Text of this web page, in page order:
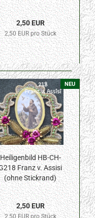
40x55mm
2,50 EUR
2,50 EUR pro Stück
NEU
Heiligenbild HB-CH-
Franz v. Assisi
(ohne Stickrand)
40x55mm
2,50 EUR
2,50 EUR pro Stück